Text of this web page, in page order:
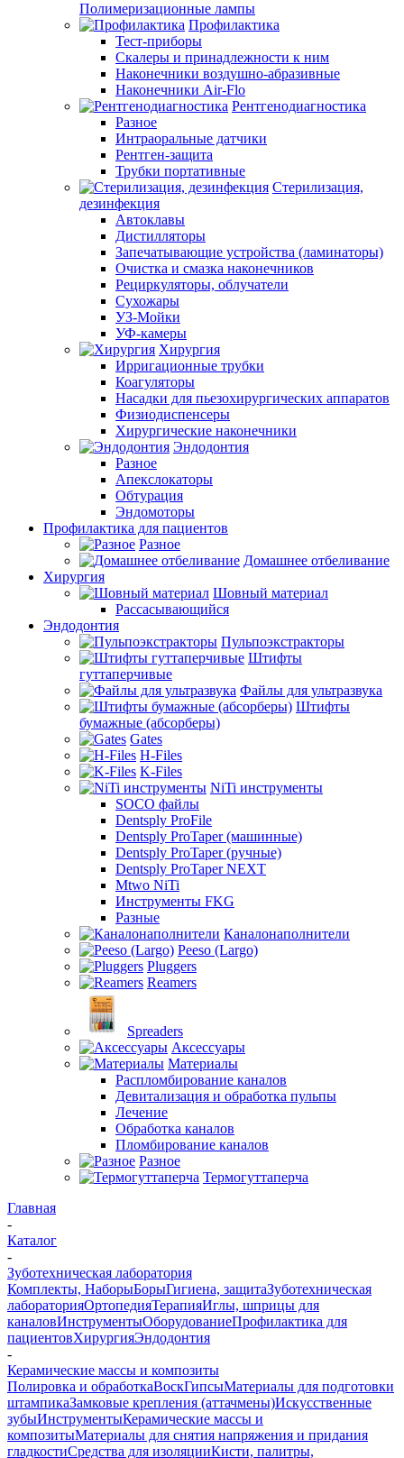
Полимеризационные лампы
Профилактика
Тест-приборы
Скалеры и принадлежности к ним
Наконечники воздушно-абразивные
Наконечники Air-Flo
Рентгенодиагностика
Разное
Интраоральные датчики
Рентген-защита
Трубки портативные
Стерилизация,
дезинфекция
Автоклавы
Дистилляторы
Запечатывающие устройства (ламинаторы)
Очистка и смазка наконечников
Рециркуляторы, облучатели
Сухожары
УЗ-Мойки
УФ-камеры
Хирургия
Ирригационные трубки
Коагуляторы
Насадки для пьезохирургических аппаратов
Физиодиспенсеры
Хирургические наконечники
Эндодонтия
Разное
Апекслокаторы
Обтурация
Эндомоторы
Профилактика для пациентов
Разное
Домашнее отбеливание
Хирургия
Шовный материал
Рассасывающийся
Эндодонтия
Пульпоэкстракторы
Штифты
гуттаперчивые
Файлы для ультразвука
Штифты
бумажные (абсорберы)
Gates
H-Files
K-Files
NiTi инструменты
SOCO файлы
Dentsply ProFile
Dentsply ProTaper (машинные)
Dentsply ProTaper (ручные)
Dentsply ProTaper NEXT
Mtwo NiTi
Инструменты FKG
Разные
Каналонаполнители
Peeso (Largo)
Pluggers
Reamers
Spreaders
Аксессуары
Материалы
Распломбирование каналов
Девитализация и обработка пульпы
Лечение
Обработка каналов
Пломбирование каналов
Разное
Термогуттаперча
Главная
-
Каталог
-
Зуботехническая лаборатория
Комплекты, НаборыБорыГигиена, защитаЗуботехническая
лабораторияОртопедияТерапияИглы, шприцы для
каналовИнструментыОборудованиеПрофилактика для
пациентовХирургияЭндодонтия
-
Керамические массы и композиты
Полировка и обработкаВоскГипсыМатериалы для подготовки
штампикаЗамковые крепления (аттачмены)Искусственные
зубыИнструментыКерамические массы и
композитыМатериалы для снятия напряжения и придания
гладкостиСредства для изоляцииКисти, палитры,